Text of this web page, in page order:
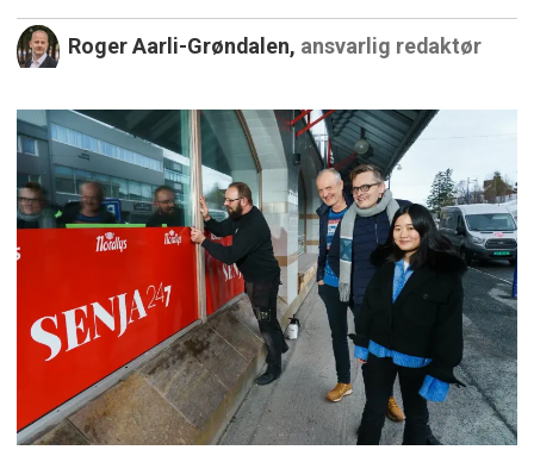
Roger Aarli-Grøndalen, ansvarlig redaktør